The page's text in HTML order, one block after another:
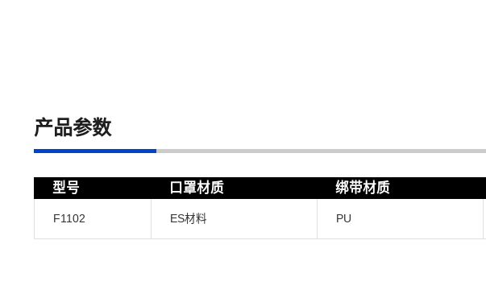
产品参数
型号 口罩材质 绑带材质
F1102 ES材料 PU